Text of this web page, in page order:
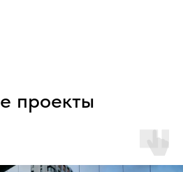
проекты